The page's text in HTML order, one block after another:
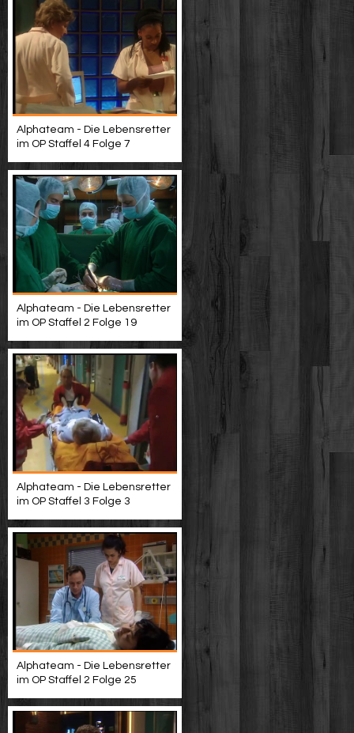
Alphateam - Die Lebensretter
im OP Staffel 4 Folge 7
Alphateam - Die Lebensretter
im OP Staffel 2 Folge 19
Alphateam - Die Lebensretter
im OP Staffel 3 Folge 3
Alphateam - Die Lebensretter
im OP Staffel 2 Folge 25